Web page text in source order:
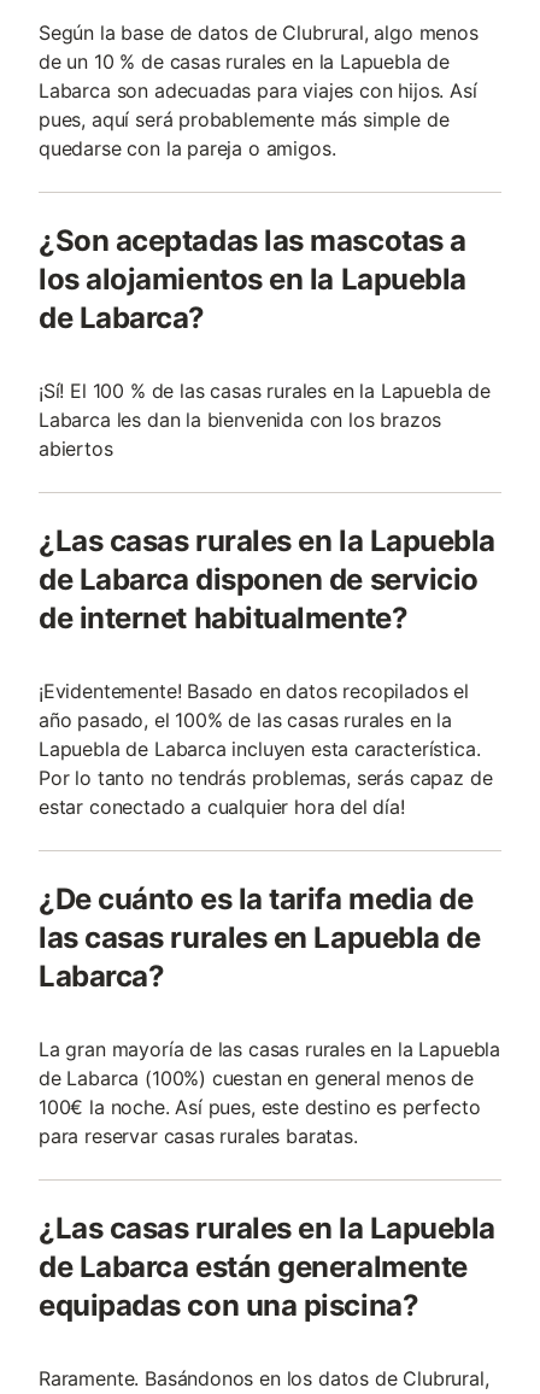
Según la base de datos de Clubrural, algo menos
de un 10 % de casas rurales en la Lapuebla de
Labarca son adecuadas para viajes con hijos. Así
pues, aquí será probablemente más simple de
quedarse con la pareja o amigos.
¿Son aceptadas las mascotas a
los alojamientos en la Lapuebla
de Labarca?
¡Sí! El 100 % de las casas rurales en la Lapuebla de
Labarca les dan la bienvenida con los brazos
abiertos
¿Las casas rurales en la Lapuebla
de Labarca disponen de servicio
de internet habitualmente?
¡Evidentemente! Basado en datos recopilados el
año pasado, el 100% de las casas rurales en la
Lapuebla de Labarca incluyen esta característica.
Por lo tanto no tendrás problemas, serás capaz de
estar conectado a cualquier hora del día!
¿De cuánto es la tarifa media de
las casas rurales en Lapuebla de
Labarca?
La gran mayoría de las casas rurales en la Lapuebla
de Labarca (100%) cuestan en general menos de
100€ la noche. Así pues, este destino es perfecto
para reservar casas rurales baratas.
¿Las casas rurales en la Lapuebla
de Labarca están generalmente
equipadas con una piscina?
Raramente. Basándonos en los datos de Clubrural,